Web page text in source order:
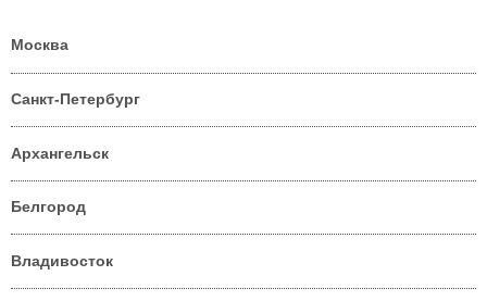
Москва
Санкт-Петербург
Архангельск
Белгород
Владивосток